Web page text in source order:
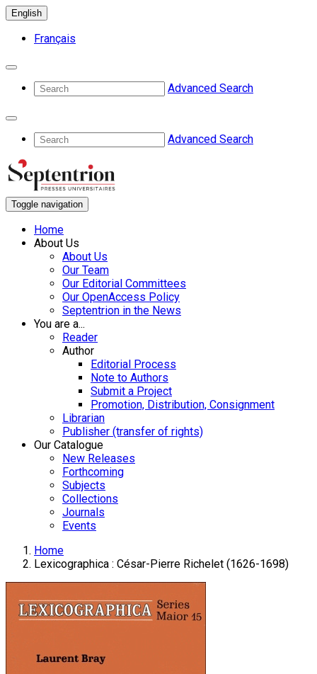
English
Français
Advanced Search
Advanced Search
Toggle navigation
Home
About Us
About Us
Our Team
Our Editorial Committees
Our OpenAccess Policy
Septentrion in the News
You are a...
Reader
Author
Editorial Process
Note to Authors
Submit a Project
Promotion, Distribution, Consignment
Librarian
Publisher (transfer of rights)
Our Catalogue
New Releases
Forthcoming
Subjects
Collections
Journals
Events
Home
Lexicographica : César-Pierre Richelet (1626-1698)